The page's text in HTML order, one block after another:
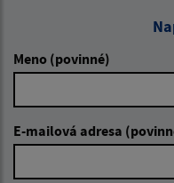
Meno (povinné)
E-mailová adresa